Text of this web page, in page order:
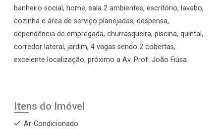
banheiro social, home, sala 2 ambientes, escritório, lavabo,
cozinha e área de serviço planejadas, despensa,
dependência de empregada, churrasqueira, piscina, quintal,
corredor lateral, jardim, 4 vagas sendo 2 cobertas,
excelente localização, próximo a Av. Prof. João Fiúsa.
Itens do Imóvel
Ar-Condicionado